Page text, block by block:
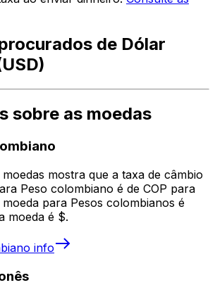
de Dólar
sobre as moedas
mostra que a taxa de câmbio
Peso colombiano é de COP para
moeda para Pesos colombianos é
moeda é $.
info